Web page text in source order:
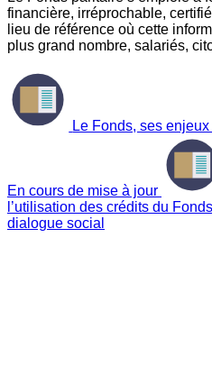
financière, irréprochable,
lieu de référence où cette
plus grand nombre, salariés,
Le Fonds, ses
En cours de mise à jour
l’utilisation des crédits du
dialogue social